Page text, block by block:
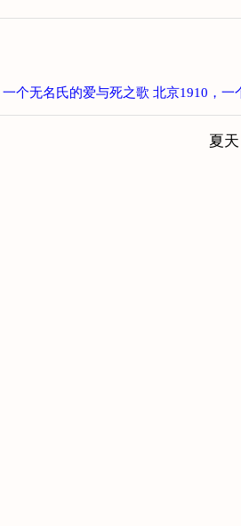
一个无名氏的爱与死之歌 北京1910，一
夏